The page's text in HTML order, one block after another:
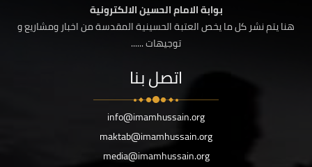
بوابة الامام الحسين الالكترونية
هنا يتم نشر كل ما يخص العتبة الحسينية المقدسة من اخبار ومشاريع و
توجيهات ......
اتصل بنا
info@imamhussain.org
maktab@imamhussain.org
media@imamhussain.org